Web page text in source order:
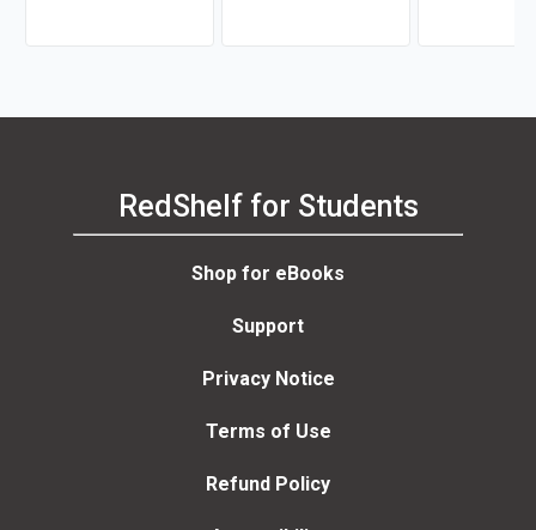
RedShelf for Students
Shop for eBooks
Support
Privacy Notice
Terms of Use
Refund Policy